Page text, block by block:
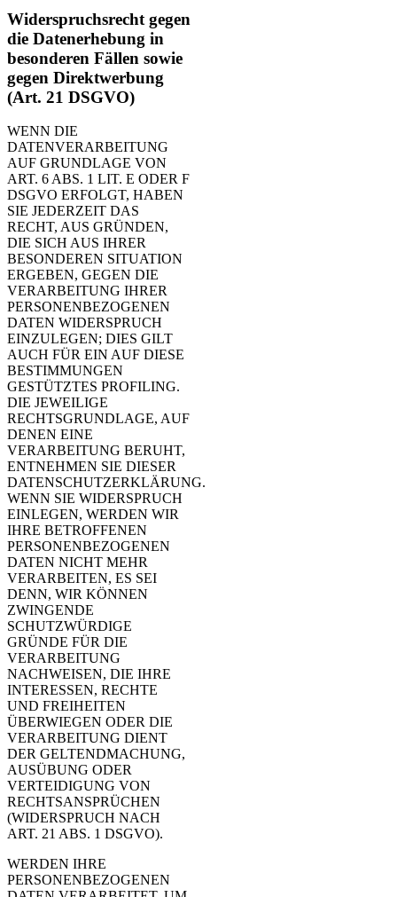
Widerspruchsrecht gegen
die Datenerhebung in
besonderen Fällen sowie
gegen Direktwerbung
(Art. 21 DSGVO)
WENN DIE
DATENVERARBEITUNG
AUF GRUNDLAGE VON
ART. 6 ABS. 1 LIT. E ODER F
DSGVO ERFOLGT, HABEN
SIE JEDERZEIT DAS
RECHT, AUS GRÜNDEN,
DIE SICH AUS IHRER
BESONDEREN SITUATION
ERGEBEN, GEGEN DIE
VERARBEITUNG IHRER
PERSONENBEZOGENEN
DATEN WIDERSPRUCH
EINZULEGEN; DIES GILT
AUCH FÜR EIN AUF DIESE
BESTIMMUNGEN
GESTÜTZTES PROFILING.
DIE JEWEILIGE
RECHTSGRUNDLAGE, AUF
DENEN EINE
VERARBEITUNG BERUHT,
ENTNEHMEN SIE DIESER
DATENSCHUTZERKLÄRUNG.
WENN SIE WIDERSPRUCH
EINLEGEN, WERDEN WIR
IHRE BETROFFENEN
PERSONENBEZOGENEN
DATEN NICHT MEHR
VERARBEITEN, ES SEI
DENN, WIR KÖNNEN
ZWINGENDE
SCHUTZWÜRDIGE
GRÜNDE FÜR DIE
VERARBEITUNG
NACHWEISEN, DIE IHRE
INTERESSEN, RECHTE
UND FREIHEITEN
ÜBERWIEGEN ODER DIE
VERARBEITUNG DIENT
DER GELTENDMACHUNG,
AUSÜBUNG ODER
VERTEIDIGUNG VON
RECHTSANSPRÜCHEN
(WIDERSPRUCH NACH
ART. 21 ABS. 1 DSGVO).
WERDEN IHRE
PERSONENBEZOGENEN